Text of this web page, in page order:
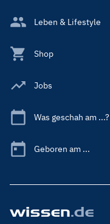
Leben & Lifestyle
Shop
Jobs
Was geschah am ...?
Geboren am ...